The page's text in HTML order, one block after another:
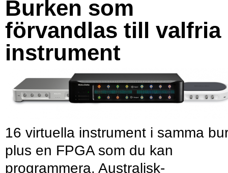
Burken som
förvandlas till valfria
instrument
16 virtuella instrument i samma
plus en FPGA som du kan
programmera. Australisk-